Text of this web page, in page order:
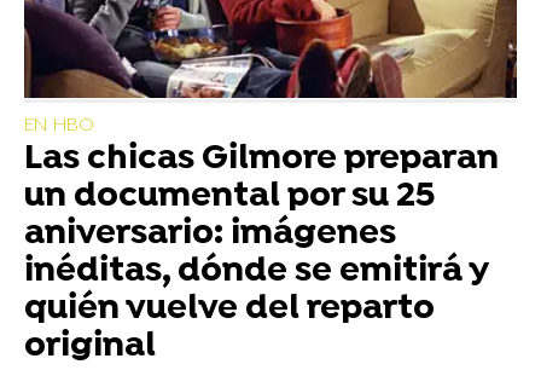
EN HBO
Las chicas Gilmore preparan
un documental por su 25
aniversario: imágenes
inéditas, dónde se emitirá y
quién vuelve del reparto
original